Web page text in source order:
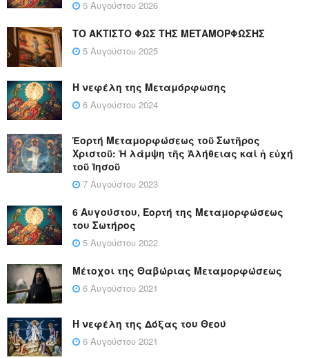
5 Αυγούστου 2026
ΤΟ ΑΚΤΙΣΤΟ ΦΩΣ ΤΗΣ ΜΕΤΑΜΟΡΦΩΣΗΣ
5 Αυγούστου 2025
Η νεφέλη της Μεταμόρφωσης
6 Αυγούστου 2024
Ἑορτή Μεταμορφώσεως τοῦ Σωτῆρος
Χριστοῦ: Ἡ λάμψη τῆς Ἀλήθειας καί ἡ εὐχή
τοῦ Ἰησοῦ
7 Αυγούστου 2023
6 Αυγούστου, Εορτή της Μεταμορφώσεως
του Σωτήρος
5 Αυγούστου 2022
Μέτοχοι της Θαβώριας Μεταμορφώσεως
6 Αυγούστου 2021
Η νεφέλη της Δόξας του Θεού
6 Αυγούστου 2021